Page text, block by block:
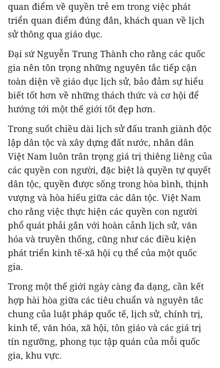
quan điểm về quyền trẻ em trong việc phát
triển quan điểm đúng đắn, khách quan về lịch
sử thông qua giáo dục.
Đại sứ Nguyễn Trung Thành cho rằng các quốc
gia nên tôn trọng những nguyên tắc tiếp cận
toàn diện về giáo dục lịch sử, bảo đảm sự hiểu
biết tốt hơn về những thách thức và cơ hội để
hướng tới một thế giới tốt đẹp hơn.
Trong suốt chiều dài lịch sử đấu tranh giành độc
lập dân tộc và xây dựng đất nước, nhân dân
Việt Nam luôn trân trọng giá trị thiêng liêng của
các quyền con người, đặc biệt là quyền tự quyết
dân tộc, quyền được sống trong hòa bình, thịnh
vượng và hòa hiếu giữa các dân tộc. Việt Nam
cho rằng việc thực hiện các quyền con người
phổ quát phải gắn với hoàn cảnh lịch sử, văn
hóa và truyền thống, cũng như các điều kiện
phát triển kinh tế-xã hội cụ thể của một quốc
gia.
Trong một thế giới ngày càng đa dạng, cần kết
hợp hài hòa giữa các tiêu chuẩn và nguyên tắc
chung của luật pháp quốc tế, lịch sử, chính trị,
kinh tế, văn hóa, xã hội, tôn giáo và các giá trị
tín ngưỡng, phong tục tập quán của mỗi quốc
gia, khu vực.